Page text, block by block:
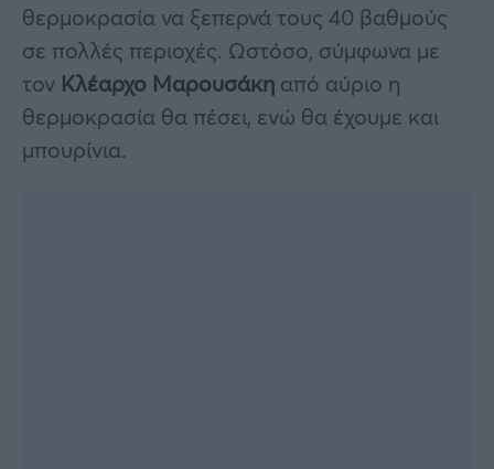
θερμοκρασία να ξεπερνά τους 40 βαθμούς
σε πολλές περιοχές. Ωστόσο, σύμφωνα με
τον Κλέαρχο Μαρουσάκη από αύριο η
θερμοκρασία θα πέσει, ενώ θα έχουμε και
μπουρίνια.